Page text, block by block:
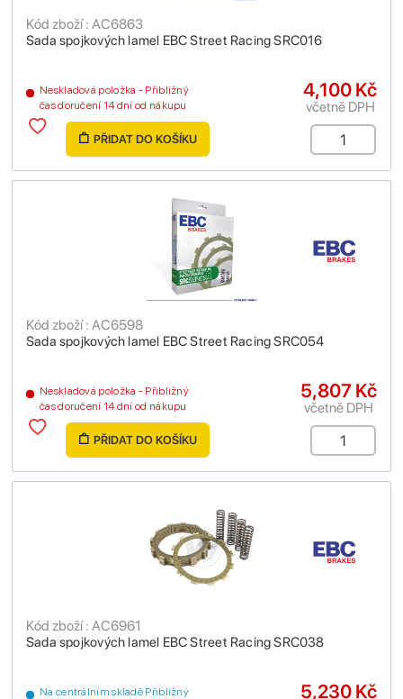
Sada spojkových lamel EBC Street Racing SRC016
Kód zboží : AC6863
Neskladová položka - Přibližný
čas doručení 14 dní od nákupu
4,100 Kč
včetně DPH
PŘIDAT DO KOŠÍKU
Sada spojkových lamel EBC Street Racing SRC054
Kód zboží : AC6598
Neskladová položka - Přibližný
čas doručení 14 dní od nákupu
5,807 Kč
včetně DPH
PŘIDAT DO KOŠÍKU
Sada spojkových lamel EBC Street Racing SRC038
Kód zboží : AC6961
Na centrálním skladě Přibližný 5,230 Kč